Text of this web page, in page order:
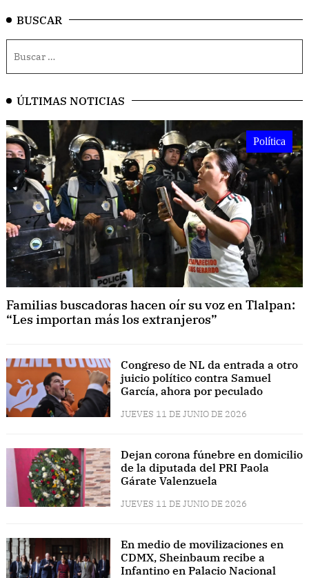
BUSCAR
ÚLTIMAS NOTICIAS
Política
Familias buscadoras hacen oír su voz en Tlalpan:
“Les importan más los extranjeros”
Congreso de NL da entrada a otro
juicio político contra Samuel
García, ahora por peculado
JUEVES 11 DE JUNIO DE 2026
Dejan corona fúnebre en domicilio
de la diputada del PRI Paola
Gárate Valenzuela
JUEVES 11 DE JUNIO DE 2026
En medio de movilizaciones en
CDMX, Sheinbaum recibe a
Infantino en Palacio Nacional